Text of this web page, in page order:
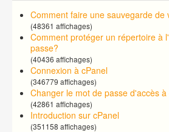
Comment faire une sauvegarde de
(48361 affichages)
Comment protéger un répertoire à
passe?
(40436 affichages)
Connexion à cPanel
(346779 affichages)
Changer le mot de passe d'accès à
(42861 affichages)
Introduction sur cPanel
(351158 affichages)